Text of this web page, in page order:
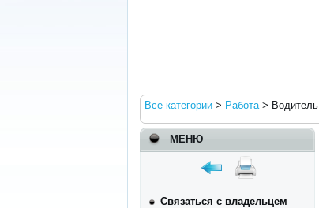
Все категории > Работа> Водитель
МЕНЮ
Связаться с владельцем